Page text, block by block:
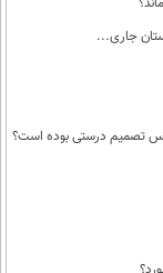
جاری...
تصمیم درستی بوده است؟